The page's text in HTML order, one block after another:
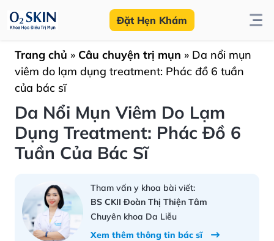
Đặt Hẹn Khám
Trang chủ » Câu chuyện trị mụn » Da nổi mụn
viêm do lạm dụng treatment: Phác đồ 6 tuần
của bác sĩ
Da Nổi Mụn Viêm Do Lạm
Dụng Treatment: Phác Đồ 6
Tuần Của Bác Sĩ
Tham vấn y khoa bài viết:
BS CKII Đoàn Thị Thiện Tâm
Chuyên khoa Da Liễu
Xem thêm thông tin bác sĩ